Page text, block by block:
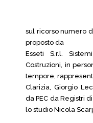
sul ricorso numero
proposto da
Esseti S.r.l.
Costruzioni, in
tempore,
Clarizia, Giorgio
da PEC da Registri
lo studio Nicola